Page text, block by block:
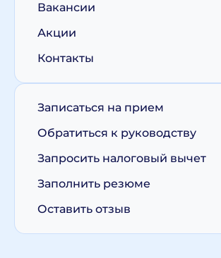
Вакансии
Акции
Контакты
Записаться на прием
Обратиться к руководству
Запросить налоговый вычет
Заполнить резюме
Оставить отзыв